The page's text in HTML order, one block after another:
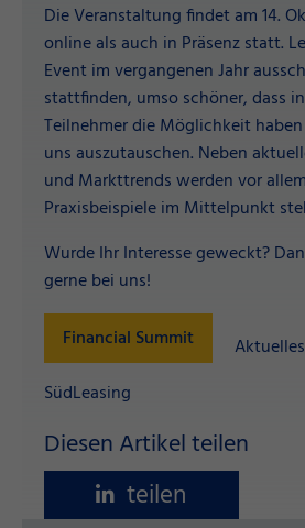
Die Veranstaltung findet am 14.
online als auch in Präsenz statt.
Event im vergangenen Jahr
stattfinden, umso schöner, dass
Teilnehmer die Möglichkeit
uns auszutauschen. Neben
und Markttrends werden vor
Praxisbeispiele im Mittelpunkt
Wurde Ihr Interesse geweckt?
gerne bei uns!
Financial Summit
SüdLeasing
Diesen Artikel teilen
teilen